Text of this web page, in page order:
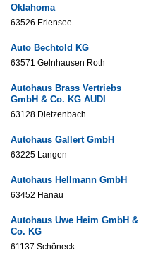
Oklahoma
63526 Erlensee
Auto Bechtold KG
63571 Gelnhausen Roth
Autohaus Brass Vertriebs
GmbH & Co. KG AUDI
63128 Dietzenbach
Autohaus Gallert GmbH
63225 Langen
Autohaus Hellmann GmbH
63452 Hanau
Autohaus Uwe Heim GmbH &
Co. KG
61137 Schöneck